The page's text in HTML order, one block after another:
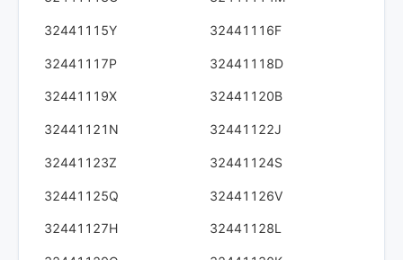
32441115Y 32441116F
32441117P 32441118D
32441119X 32441120B
32441121N 32441122J
32441123Z 32441124S
32441125Q 32441126V
32441127H 32441128L